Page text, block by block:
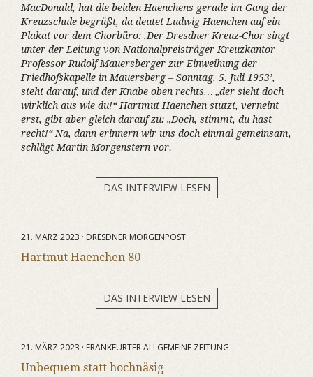
MacDonald, hat die beiden Haenchens gerade im Gang der
Kreuzschule begrüßt, da deutet Ludwig Haenchen auf ein
Plakat vor dem Chorbüro: ‚Der Dresdner Kreuz-Chor singt
unter der Leitung von Nationalpreisträger Kreuzkantor
Professor Rudolf Mauersberger zur Einweihung der
Friedhofskapelle in Mauersberg – Sonntag, 5. Juli 1953’,
steht darauf, und der Knabe oben rechts… „der sieht doch
wirklich aus wie du!“ Hartmut Haenchen stutzt, verneint
erst, gibt aber gleich darauf zu: „Doch, stimmt, du hast
recht!“ Na, dann erinnern wir uns doch einmal gemeinsam,
schlägt Martin Morgenstern vor.
DAS INTERVIEW LESEN
21. MÄRZ 2023 · DRESDNER MORGENPOST
Hartmut Haenchen 80
DAS INTERVIEW LESEN
21. MÄRZ 2023 · FRANKFURTER ALLGEMEINE ZEITUNG
Unbequem statt hochnäsig